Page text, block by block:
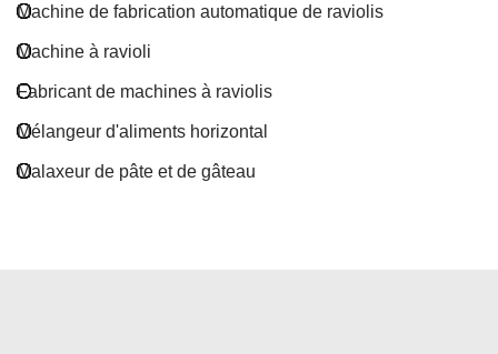
Machine de fabrication automatique de raviolis
Machine à ravioli
Fabricant de machines à raviolis
Mélangeur d'aliments horizontal
Malaxeur de pâte et de gâteau